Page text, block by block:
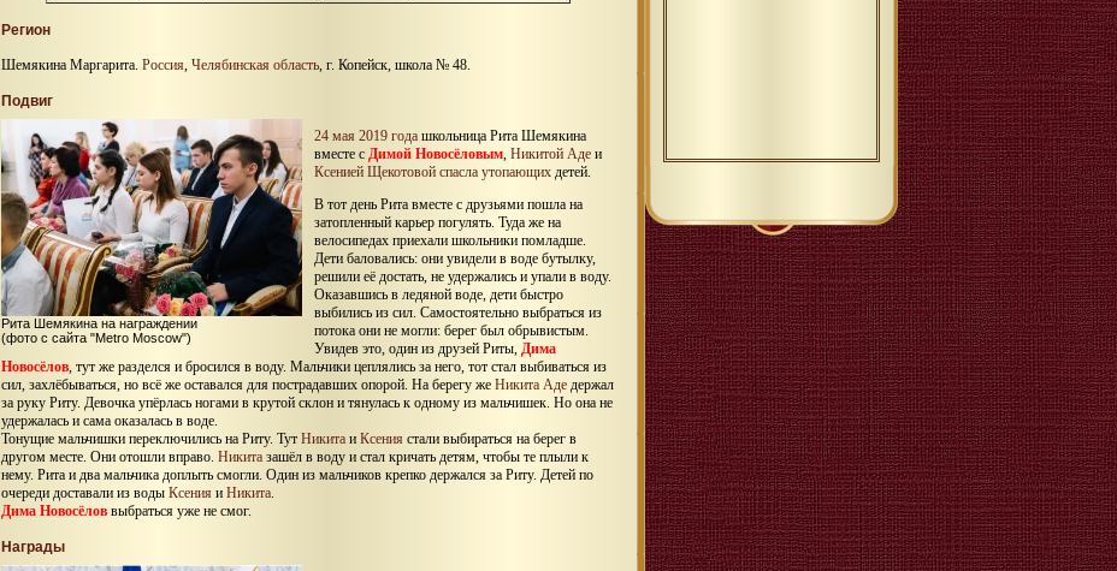
Регион
Шемякина Маргарита. Россия Челябинская область , г. Копейск, школа № 48.
Подвиг
Рита Шемякина на награждении
(фото с сайта "Metro Moscow")
24 мая 2019 года школьница Рита Шемякина
вместе с Димой Новосёловым Никитой Аде и
Ксенией Щекотовой спасла утопающих детей.
В тот день Рита вместе с друзьями пошла на
затопленный карьер погулять. Туда же на
велосипедах приехали школьники помладше.
Дети баловались: они увидели в воде бутылку,
решили её достать, не удержались и упали в воду.
Оказавшись в ледяной воде, дети быстро
выбились из сил. Самостоятельно выбраться из
потока они не могли: берег был обрывистым.
Увидев это, один из друзей Риты, Дима
Новосёлов , тут же разделся и бросился в воду. Мальчики цеплялись за него, тот стал выбиваться из
сил, захлёбываться, но всё же оставался для пострадавших опорой. На берегу же Никита Аде держал
за руку Риту. Девочка упёрлась ногами в крутой склон и тянулась к одному из мальчишек. Но она не
удержалась и сама оказалась в воде.
Тонущие мальчишки переключились на Риту. Тут Никита и Ксения стали выбираться на берег в
другом месте. Они отошли вправо. Никита зашёл в воду и стал кричать детям, чтобы те плыли к
нему. Рита и два мальчика доплыть смогли. Один из мальчиков крепко держался за Риту. Детей по
очереди доставали из воды Ксения и Никита
Дима Новосёлов выбраться уже не смог.
Награды